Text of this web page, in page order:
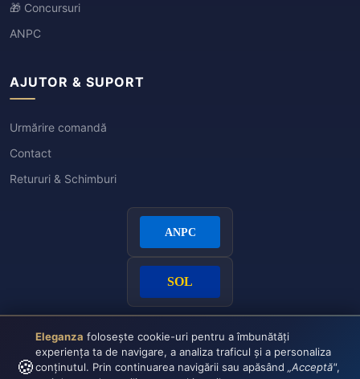
🎁 Concursuri
ANPC
AJUTOR & SUPORT
Urmărire comandă
Contact
Retururi & Schimburi
🍪
Eleganza folosește cookie-uri pentru a îmbunătăți
experiența ta de navigare, a analiza traficul și a personaliza
conținutul. Prin continuarea navigării sau apăsând „Acceptă",